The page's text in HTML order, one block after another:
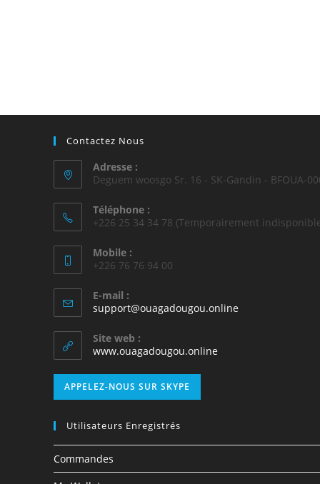
Contactez Nous
Adresse :
Deguem woosgo Sr. 16 - SK-Gandin - BFOUA-
Téléphone :
+226 25 34 34 78 (Temporairement
Mobile :
+226 76 76 94 00
E-mail :
support@ouagadougou.online
Site web :
www.ouagadougou.online
APPELEZ-NOUS SUR SKYPE
Utilisateurs Enregistrés
Commandes